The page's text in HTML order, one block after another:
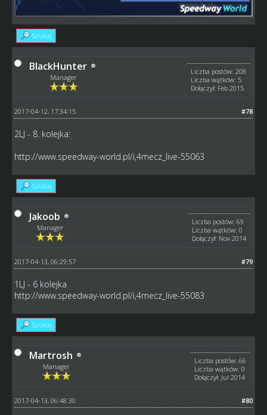
Szukaj
BlackHunter
Manager
Liczba postów: 208
Liczba wątków: 5
Dołączył: Feb 2015
#78
2017-04-12, 17:34:15
2LJ - 8. kolejka:
http://www.speedway-world.pl/i,4mecz_live-55063
Szukaj
Jakoob
Manager
Liczba postów: 69
Liczba wątków: 0
Dołączył: Nov 2014
#79
2017-04-13, 06:29:57
1LJ - 6 kolejka
http://www.speedway-world.pl/i,4mecz_live-55083
Szukaj
Martrosh
Manager
Liczba postów: 66
Liczba wątków: 0
Dołączył: Jul 2014
#80
2017-04-13, 06:48:30